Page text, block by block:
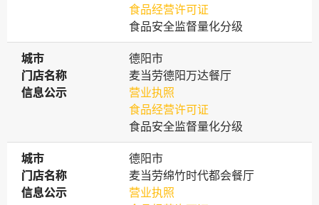
食品经营许可证
食品安全监督量化分级
城市
城市
德阳市
门店名称
门店名称
麦当劳德阳万达餐厅
信息公示
信息公示
营业执照
食品经营许可证
食品安全监督量化分级
城市
城市
德阳市
门店名称
门店名称
麦当劳绵竹时代都会餐厅
信息公示
信息公示
营业执照